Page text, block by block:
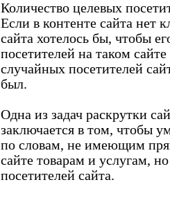
Количество целевых
Если в контенте сайта нет
сайта хотелось бы, чтобы
посетителей на таком
случайных посетителей
был.
Одна из задач раскрутки
заключается в том, чтобы
по словам, не имеющим
сайте товарам и услугам,
посетителей сайта.